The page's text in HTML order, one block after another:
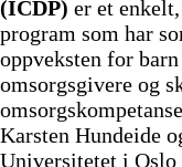
(ICDP) er et
program som har
oppveksten for
omsorgsgivere og
Karsten Hundeide
Universitetet i Oslo